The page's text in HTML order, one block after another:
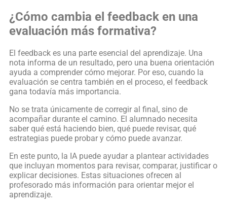
¿Cómo cambia el feedback en una
evaluación más formativa?
El feedback es una parte esencial del aprendizaje. Una
nota informa de un resultado, pero una buena orientación
ayuda a comprender cómo mejorar. Por eso, cuando la
evaluación se centra también en el proceso, el feedback
gana todavía más importancia.
No se trata únicamente de corregir al final, sino de
acompañar durante el camino. El alumnado necesita
saber qué está haciendo bien, qué puede revisar, qué
estrategias puede probar y cómo puede avanzar.
En este punto, la IA puede ayudar a plantear actividades
que incluyan momentos para revisar, comparar, justificar o
explicar decisiones. Estas situaciones ofrecen al
profesorado más información para orientar mejor el
aprendizaje.